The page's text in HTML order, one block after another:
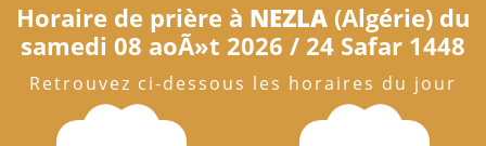
Horaire de prière à NEZLA (Algérie) du
samedi 08 aoÃ»t 2026 / 24 Safar 1448
Retrouvez ci-dessous les horaires du jour